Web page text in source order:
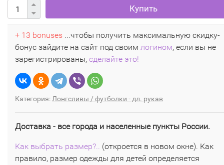
Купить
+ 13 bonuses ...чтобы получить максимальную скидку-
бонус зайдите на сайт под своим логином, если вы не
зарегистрированы, сделайте это!
Категория: Лонгсливы / футболки - дл. рукав
Доставка - все города и населенные пункты России.
Как выбрать размер?.. (откроется в новом окне). Как
правило, размер одежды для детей определяется